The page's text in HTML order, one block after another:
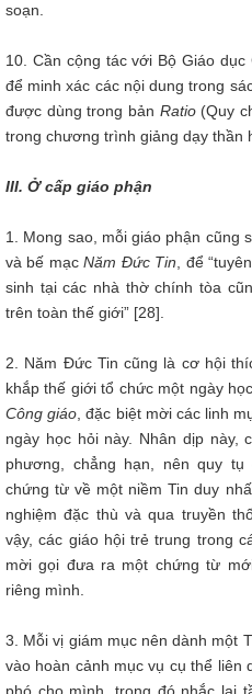
soạn.
10. Cần cộng tác với Bộ Giáo dục
để minh xác các nội dung trong
được dùng trong bản Ratio(Quy
trong chương trình giảng dạy thần
III. Ở cấp giáo phận
1. Mong sao, mỗi giáo phận cũng
và bế mạcNăm Đức Tin , để
sinh tại các nhà thờ chính tòa
trên toàn thế giới” [28].
2. Năm Đức Tin cũng là cơ hội
khắp thế giới tổ chức một ngày
Công giáo , đặc biệt mời các linh
ngày học hỏi này. Nhân dịp này,
phương, chẳng hạn, nên quy
chứng từ về một niềm Tin duy
nghiệm đặc thù và qua truyền
vậy, các giáo hội trẻ trung trong
mời gọi đưa ra một chứng từ
riêng mình.
3. Mỗi vị giám mục nên dành một
vào hoàn cảnh mục vụ cụ thể